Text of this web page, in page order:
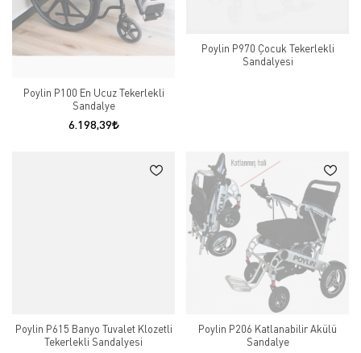
Poylin P100 En Ucuz Tekerlekli
Sandalye
6.198,39
Poylin P970 Çocuk Tekerlekli
Sandalyesi
Poylin P615 Banyo Tuvalet Klozetli
Tekerlekli Sandalyesi
Poylin P206 Katlanabilir Akülü
Sandalye